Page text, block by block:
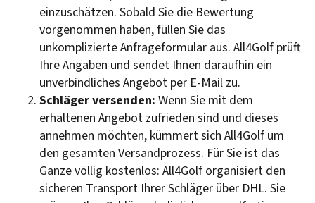
einzuschätzen. Sobald Sie die Bewertung
vorgenommen haben, füllen Sie das
unkomplizierte Anfrageformular aus. All4Golf prüft
Ihre Angaben und sendet Ihnen daraufhin ein
unverbindliches Angebot per E-Mail zu.
Schläger versenden: Wenn Sie mit dem
erhaltenen Angebot zufrieden sind und dieses
annehmen möchten, kümmert sich All4Golf um
den gesamten Versandprozess. Für Sie ist das
Ganze völlig kostenlos: All4Golf organisiert den
sicheren Transport Ihrer Schläger über DHL. Sie